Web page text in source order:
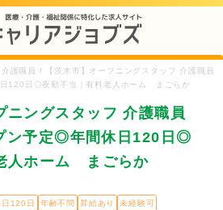
護職員 / 【茨木市】オープニングスタッフ 介護職員
120日◎夜勤手当｜有料老人ホーム まごらか
ニングスタッフ 介護職員
ン予定◎年間休日120日◎
人ホーム まごらか
120日 年齢不問 昇給あり
未経験可